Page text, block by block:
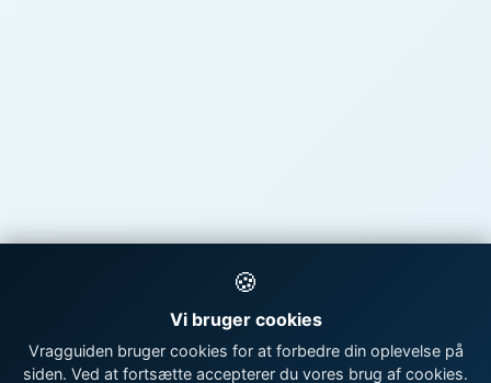
🍪
Vi bruger cookies
Vragguiden bruger cookies for at forbedre din oplevelse på
siden. Ved at fortsætte accepterer du vores brug af cookies.